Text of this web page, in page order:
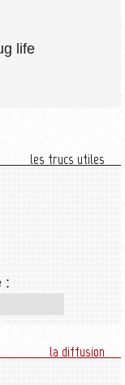
life
les trucs utiles
:
la diffusion